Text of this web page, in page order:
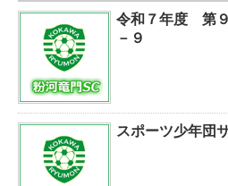
令和７年度 第
－９
スポーツ少年団